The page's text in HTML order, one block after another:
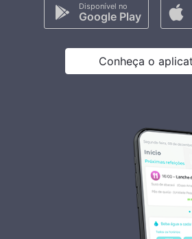
Disponível no
Google Play
Conheça o